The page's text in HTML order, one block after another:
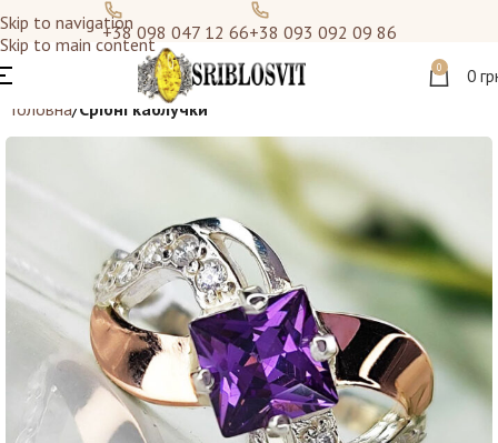
Skip to navigation
Skip to main content
+38 098 047 12 66+38 093 092 09 86
0 0
Головна Срібні каблучки